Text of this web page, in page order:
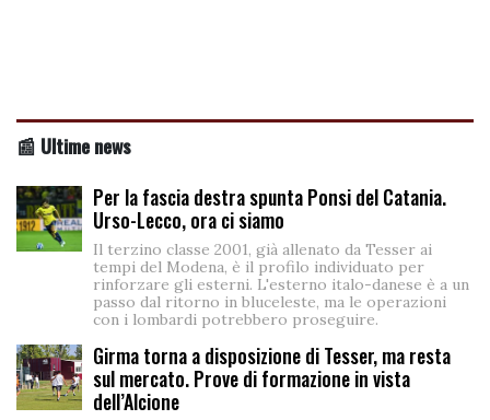
📰 Ultime news
Per la fascia destra spunta Ponsi del Catania.
Urso-Lecco, ora ci siamo
Il terzino classe 2001, già allenato da Tesser ai
tempi del Modena, è il profilo individuato per
rinforzare gli esterni. L'esterno italo-danese è a un
passo dal ritorno in bluceleste, ma le operazioni
con i lombardi potrebbero proseguire.
Girma torna a disposizione di Tesser, ma resta
sul mercato. Prove di formazione in vista
dell’Alcione